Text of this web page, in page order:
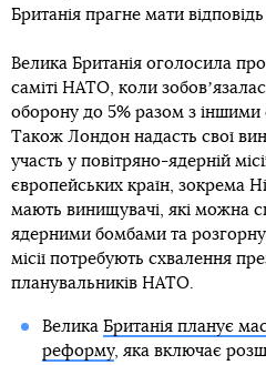
Британія прагне мати відповідь
Велика Британія оголосила про
саміті НАТО, коли
оборону до 5% разом з
Також Лондон надасть свої
участь у повітряно-ядерній
європейських країн, зокрема
мають винищувачі, які можна
ядерними бомбами та
місії потребують схвалення
планувальників НАТО.
Велика Британія планує
реформу, яка включає